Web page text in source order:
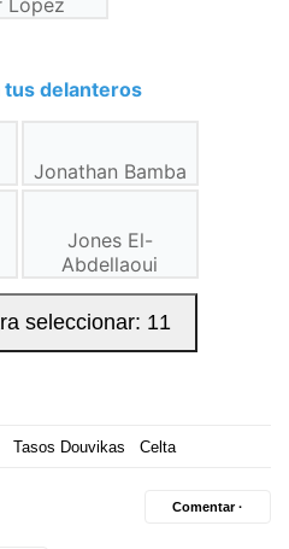
Tasos Douvikas Celta
Comentar ·